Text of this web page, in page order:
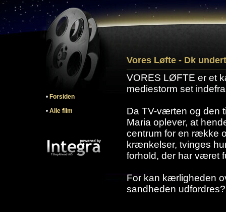
• Forsiden
• Alle film
Vores Løfte - Dk
VORES LØFTE er et
mediestorm set
Da TV-værten og den
Maria oplever, at
centrum for en række
krænkelser, tvinges
forhold, der har været
For kan kærligheden
sandheden udfordres?